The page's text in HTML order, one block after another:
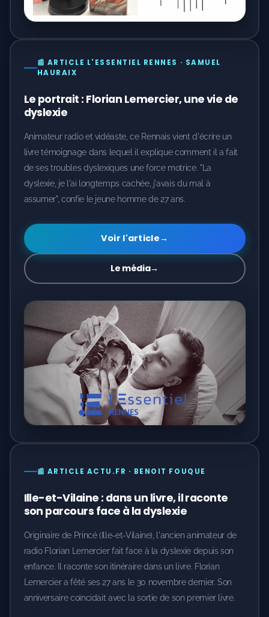
📰 ARTICLE L'ESSENTIEL RENNES · SAMUEL
HAURAIX
Le portrait : Florian Lemercier, une vie de
dyslexie
Animateur radio et vidéaste, ce Rennais vient d'écrire un
livre témoignage dans lequel il explique comment il a fait
de ses troubles dyslexiques une force motrice. "La
dyslexie, je l'ai longtemps cachée, j'avais du mal à
assumer", confie le jeune homme de 27 ans.
Voir l'article→
Le média→
📰 ARTICLE ACTU.FR · BENOIT FOUQUE
Ille-et-Vilaine : dans un livre, il raconte
son parcours face à la dyslexie
Originaire de Princé (Ille-et-Vilaine), l'ancien animateur de
radio Florian Lemercier fait face à la dyslexie depuis son
enfance. Il raconte son itinéraire dans un livre. Florian
Lemercier a fêté ses 27 ans le 30 novembre dernier. Son
anniversaire coïncidait avec la sortie de son premier livre.